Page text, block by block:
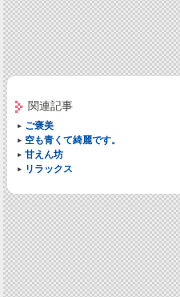
関連記事
ご褒美
空も青くて綺麗です。
甘えん坊
リラックス